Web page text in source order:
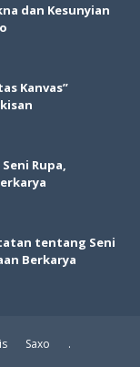
dan Kesunyian
Kanvas”
Rupa,
tentang Seni
Berkarya
Saxo
.